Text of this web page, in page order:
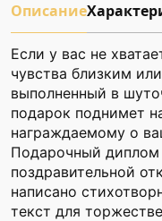
Описание
Если у вас не
чувства близким
выполненный в
подарок поднимет
награждаемому о
Подарочный диплом
поздравительной
написано
текст для